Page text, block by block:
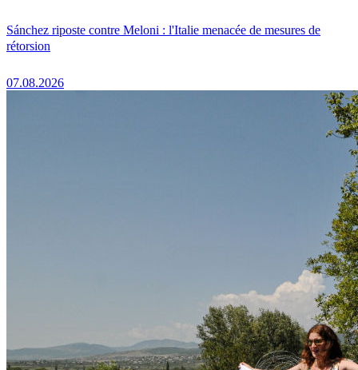
Sánchez riposte contre Meloni : l'Italie menacée de mesures de
rétorsion
07.08.2026